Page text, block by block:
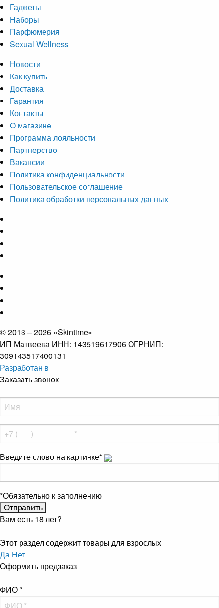
Гаджеты
Наборы
Парфюмерия
Sexual Wellness
Новости
Как купить
Доставка
Гарантия
Контакты
О магазине
Программа лояльности
Партнерство
Вакансии
Политика конфиденциальности
Пользовательское соглашение
Политика обработки персональных данных
© 2013 – 2026 «Skintime»
ИП Матвеева ИНН: 143519617906 ОГРНИП:
309143517400131
Разработан в
Заказать звонок
Введите слово на картинке*
*Обязательно к заполнению
Вам есть 18 лет?
Этот раздел содержит товары для взрослых
Да Нет
Оформить предзаказ
ФИО*